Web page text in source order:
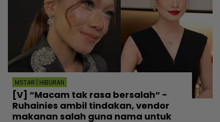
MSTAR | HIBURAN
[V] “Macam tak rasa bersalah“ -
Ruhainies ambil tindakan, vendor
makanan salah guna nama untuk